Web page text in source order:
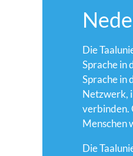
Die
Sprache in
Sprache in
Netzwerk,
verbinden.
Menschen
Die